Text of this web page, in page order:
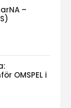
–
OMSPEL i